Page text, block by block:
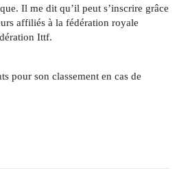
Il me dit qu’il peut s’inscrire grâce
affiliés à la fédération royale
Ittf.
pour son classement en cas de